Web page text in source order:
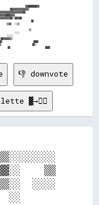
▓▓████████▓▓
██▓▓▓▓▓▓▓▓▓▓▓▓▓▓
████                  ██
▒▒▓▓  ░░▒▒
▒▒
░░░░
░░░░░░
░░      ██▓▓▓▓▓▓▒▒
██████                  ████
██████                  ██░░
👎 downvote
▓→✊🏽
▒▒
░░░░
░░